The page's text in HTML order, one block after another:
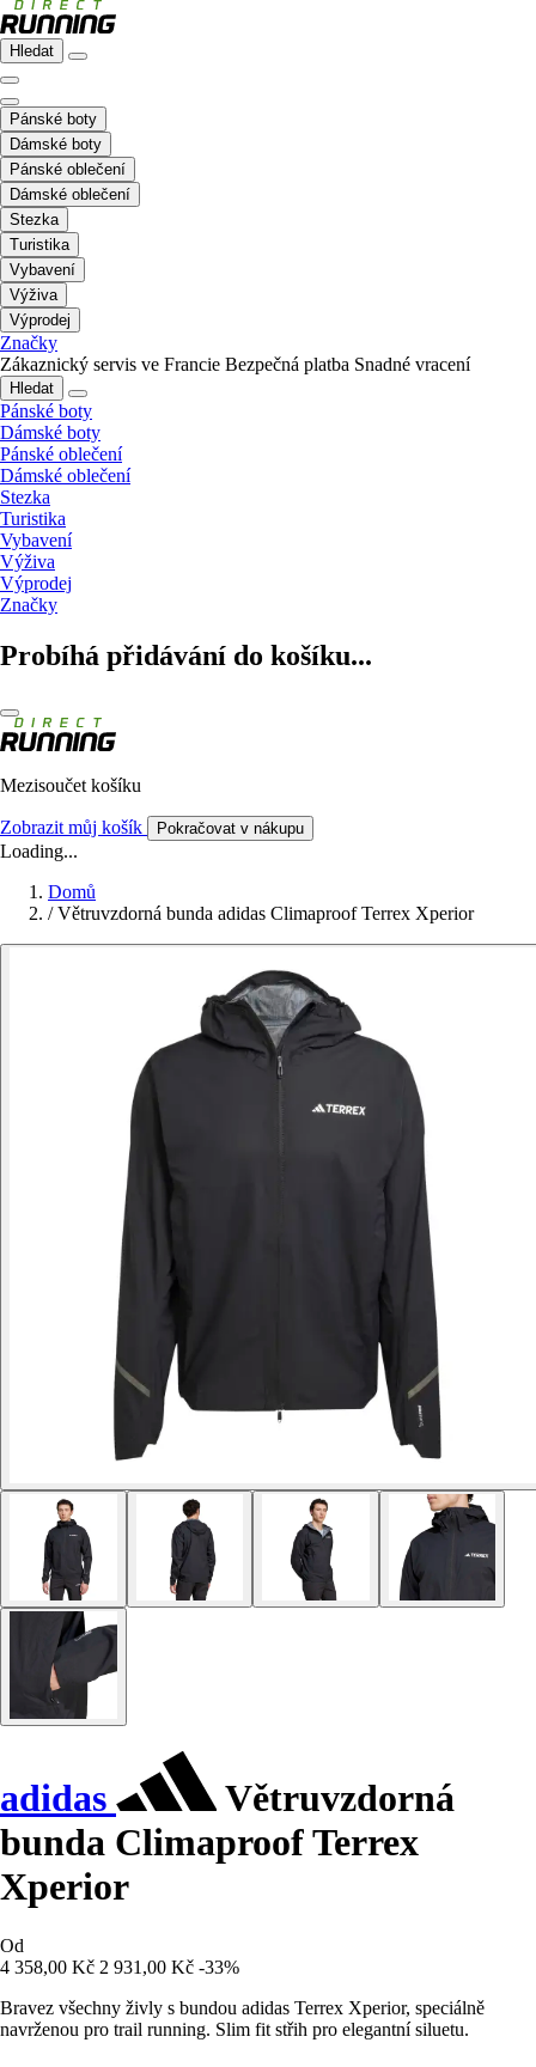
Hledat
Pánské boty
Dámské boty
Pánské oblečení
Dámské oblečení
Stezka
Turistika
Vybavení
Výživa
Výprodej
Značky
Zákaznický servis ve Francie Bezpečná platba Snadné vracení
Hledat
Pánské boty
Dámské boty
Pánské oblečení
Dámské oblečení
Stezka
Turistika
Vybavení
Výživa
Výprodej
Značky
Probíhá přidávání do košíku...
Mezisoučet košíku
Zobrazit můj košík Pokračovat v nákupu
Loading...
Domů
/ Větruvzdorná bunda adidas Climaproof Terrex Xperior
adidas
Větruvzdorná
bunda Climaproof Terrex
Xperior
Od
4 358,00 Kč 2 931,00 Kč -33%
Bravez všechny živly s bundou adidas Terrex Xperior, speciálně
navrženou pro trail running. Slim fit střih pro elegantní siluetu.